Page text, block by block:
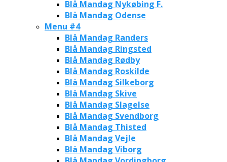
Blå Mandag Nykøbing F.
Blå Mandag Odense
Menu #4
Blå Mandag Randers
Blå Mandag Ringsted
Blå Mandag Rødby
Blå Mandag Roskilde
Blå Mandag Silkeborg
Blå Mandag Skive
Blå Mandag Slagelse
Blå Mandag Svendborg
Blå Mandag Thisted
Blå Mandag Vejle
Blå Mandag Viborg